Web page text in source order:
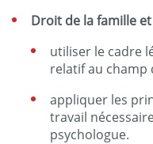
Droit de la famille
utiliser le cadre
relatif au champ
appliquer les
travail
psychologue.